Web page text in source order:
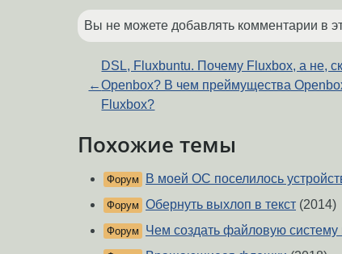
Вы не можете добавлять комментарии в
←
DSL, Fluxbuntu. Почему Fluxbox, а не,
Openbox? В чем преймущества
Fluxbox?
Похожие темы
Форум В моей ОС поселилось
Форум Обернуть выхлоп в текст (2014)
Форум Чем создать файловую